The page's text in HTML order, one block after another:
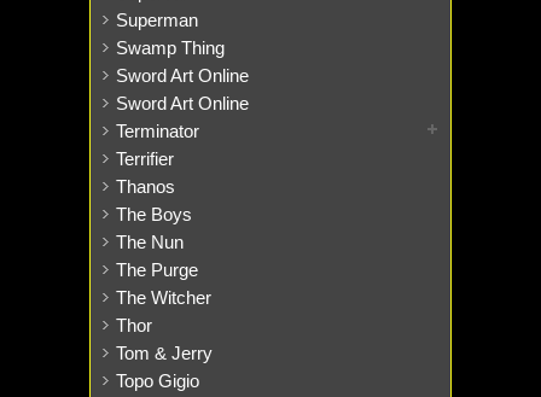
Superman
Swamp Thing
Sword Art Online
Sword Art Online
Terminator
Terrifier
Thanos
The Boys
The Nun
The Purge
The Witcher
Thor
Tom & Jerry
Topo Gigio